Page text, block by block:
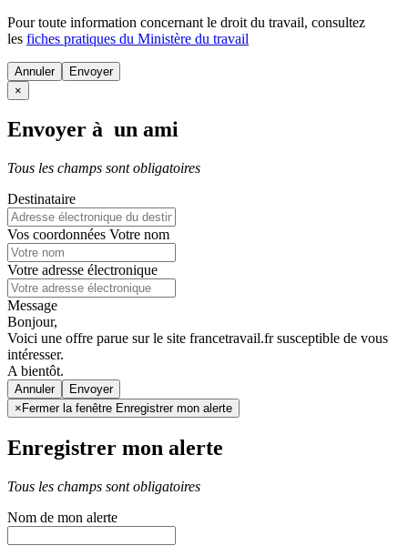
Pour toute information concernant le droit du travail, consultez
les fiches pratiques du Ministère du travail
Annuler
×
Envoyer à un ami
Tous les champs sont obligatoires
Destinataire
Vos coordonnées Votre nom
Votre adresse électronique
Message
Bonjour,
Voici une offre parue sur le site francetravail.fr susceptible de vous
intéresser.
A bientôt.
Annuler
× Fermer la fenêtre Enregistrer mon alerte
Enregistrer mon alerte
Tous les champs sont obligatoires
Nom de mon alerte